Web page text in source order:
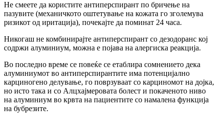
Не смеете да користите антиперспирант по бричење на
пазувите (механичкото оштетување на кожата го зголемува
ризикот од иритација), почекајте да поминат 24 часа.
Никогаш не комбинирајте антиперспирант со дезодоранс кој
содржи алуминиум, можна е појава на алергиска реакција.
Во последно време се повеќе се етаблира сомнението дека
алуминиумот во антиперспирантите има потенцијално
карциногено делување, го поврзуваат со карциномот на дојка,
но исто така и со Алцхајмеровата болест и покаченото ниво
на алуминиум во крвта на пациентите со намалена функција
на бубрезите.